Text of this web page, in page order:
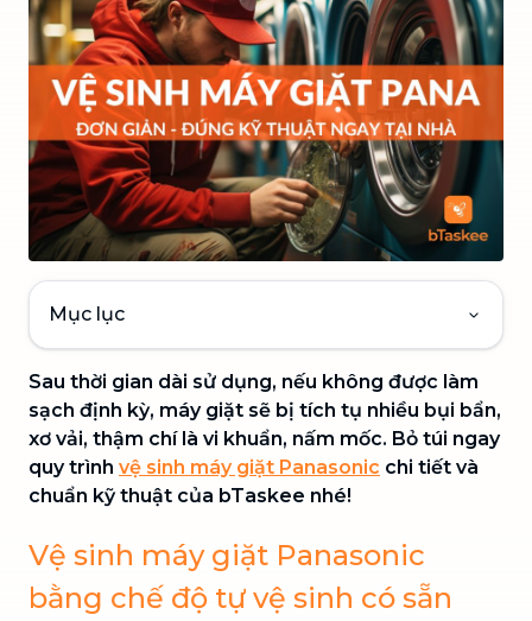
Mục lục
Sau thời gian dài sử dụng, nếu không được làm
sạch định kỳ, máy giặt sẽ bị tích tụ nhiều bụi bẩn,
xơ vải, thậm chí là vi khuẩn, nấm mốc. Bỏ túi ngay
quy trình vệ sinh máy giặt Panasonic chi tiết và
chuẩn kỹ thuật của bTaskee nhé!
Vệ sinh máy giặt Panasonic
bằng chế độ tự vệ sinh có sẵn